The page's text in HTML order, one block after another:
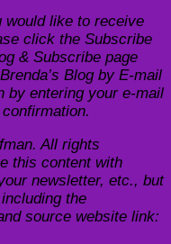
would like to receive
click the Subscribe
& Subscribe page
Blog by E-mail
by entering your e-mail
All rights
this content with
newsletter, etc., but
the
source website link: